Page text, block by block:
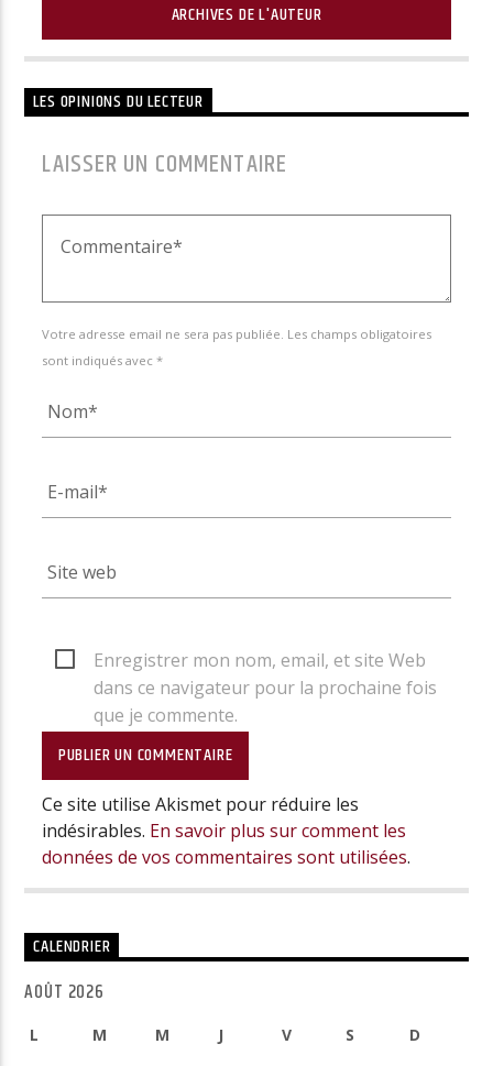
ARCHIVES DE L'AUTEUR
LES OPINIONS DU LECTEUR
LAISSER UN COMMENTAIRE
Votre adresse email ne sera pas publiée. Les champs obligatoires
sont indiqués avec *
Enregistrer mon nom, email, et site Web
dans ce navigateur pour la prochaine fois
que je commente.
Ce site utilise Akismet pour réduire les
indésirables. En savoir plus sur comment les
données de vos commentaires sont utilisées.
CALENDRIER
AOÛT 2026
L M M J V S D